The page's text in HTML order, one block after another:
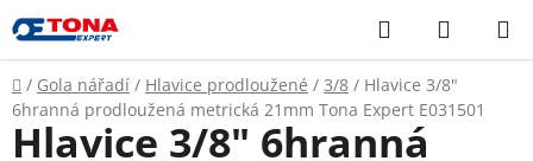
Přejít
na
obsah
Hledat
KOŠÍK
Domů
/ Gola nářadí / Hlavice prodloužené / 3/8 / Hlavice 3/8"
6hranná prodloužená metrická 21mm Tona Expert E031501
Hlavice 3/8" 6hranná